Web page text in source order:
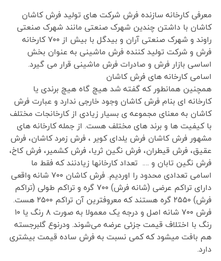
معرفی کارخانه سازنده فرش شرکت های تولید فرش کاشان
کاشان با داشتن چندین شهرک صنعتی مانند شهرک صنعتی
راوند و شهرک صنعتی آران و بیدگل با بیش از ۷۰۰ کارخانه
فرش و شرکت تولید کننده فرش ماشینی به عنوان بخش
اساسی بازار فرش و صادرات فرش ماشینی قرار می گیرد.
اسامی کارخانه های فرش کاشان
همچنین همانطور که گفته شد هیچ گاه هیچ برندی یا
کارخانه ای بنام فرش کاشان وجود خارجی ندارد و عبارت فرش
کاشان به معنای مجموعه ی بسیار زیادی از کارخانجات مختلف
با کیفیت ها و برند های مختلف هست. از جمله کارخانه های
مشهور فرش کاشان فرش یلدای کویر ، فرش زمرد کاشان، فرش
عقیق، فرش قیطران، فرش نگین ثریا، فرش کشمیر، فرش کاخ،
فرش نگین تابان و …. تعداد کارخانها زیادنند که فقط ما
اسامی تعدادی محدود را اوردیم. فرش کاشان ۷۰۰ شانه واقعی
دارای تراکم عرضی (شانه فرش) ۷۰۰ گره و تراکم طولی (تراکم
فرش) ۲۵۵۰ گره هستند که معروفترین آن تراکم ۲۵۰۰ هست.
فرش ۷۰۰ شانه اصل و درجه یک معمولا به صورت ۸ رنگ یا ۱۰
رنگ با اختلاف قیمت جزئی عرضه می‌شوند. ودرنوع گلبرجسته
هم بافت میشود که کمی نسبت به فرش ساده قیمت بیشتری
دارد.